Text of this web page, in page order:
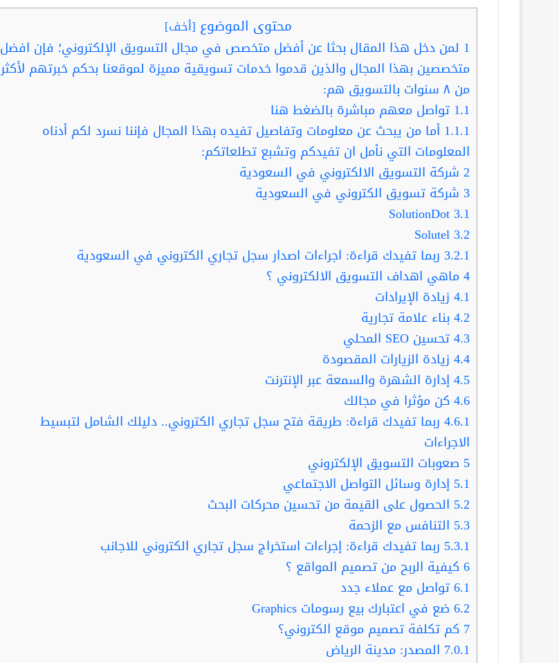
محتوى الموضوع [أخف]
1 لمن دخل هذا المقال بحثا عن أفضل متخصص في مجال التسويق الإلكتروني؛ فإن افضل
متخصصين بهذا المجال والذين قدموا خدمات تسويقية مميزة لموقعنا بحكم خبرتهم لأكثر
من ٨ سنوات بالتسويق هم:
1.1 تواصل معهم مباشرة بالضغط هنا
1.1.1 أما من يبحث عن معلومات وتفاصيل تفيده بهذا المجال فإننا نسرد لكم أدناه
المعلومات التي نأمل ان تفيدكم وتشبع تطلعاتكم:
2 شركة التسويق الالكتروني في السعودية
3 شركة تسويق الكتروني في السعودية
3.1
3.2
3.2.1 ربما تفيدك قراءة: اجراءات اصدار سجل تجاري الكتروني في السعودية
4ماهي اهداف التسويق الالكتروني ؟
4.1 زيادة الإيرادات
4.2 بناء علامة تجارية
4.3تحسين SEO المحلي
4.4 زيادة الزيارات المقصودة
4.5إدارة الشهرة والسمعة عبر الإنترنت
4.6 كن مؤثرا في مجالك
4.6.1 ربما تفيدك قراءة: طريقة فتح سجل تجاري الكتروني.. دليلك الشامل لتبسيط
الاجراءات
5 صعوبات التسويق الإلكتروني
5.1 إدارة وسائل التواصل الاجتماعي
5.2 الحصول على القيمة من تحسين محركات البحث
5.3 التنافس مع الزحمة
5.3.1 ربما تفيدك قراءة: إجراءات استخراج سجل تجاري الكتروني للاجانب
6 كيفية الربح من تصميم المواقع ؟
6.1تواصل مع عملاء جدد
6.2 ضع في اعتبارك بيع رسومات Graphics
7 كم تكلفة تصميم موقع الكتروني؟
7.0.1 المصدر: مدينة الرياض